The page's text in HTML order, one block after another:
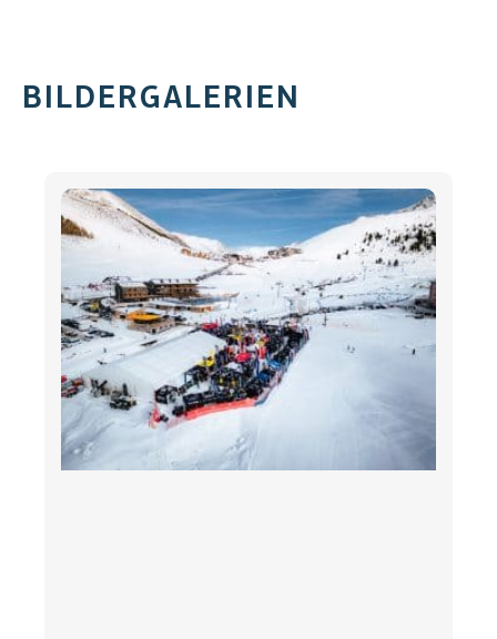
BILDERGALERIEN